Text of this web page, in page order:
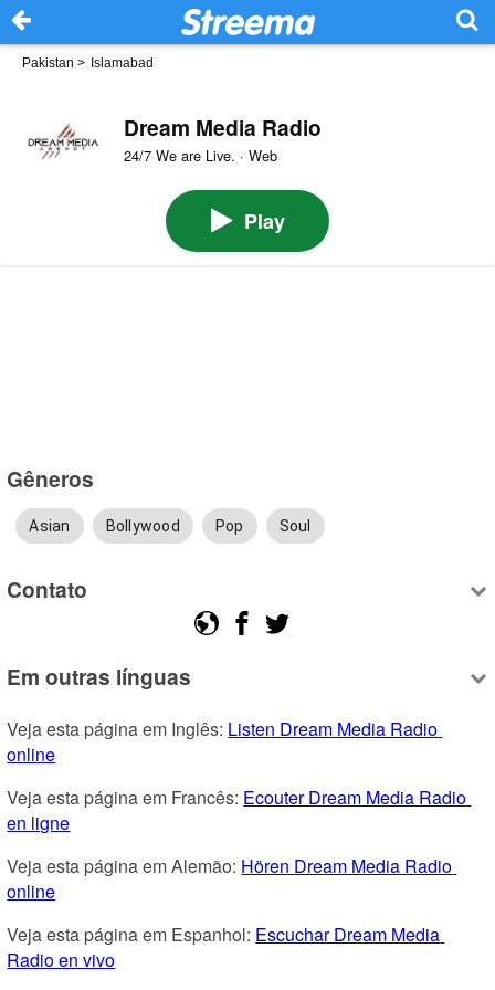
Pakistan > Islamabad
Dream Media Radio
24/7 We are Live. · Web
Play
Gêneros
Asian Bollywood Pop Soul
Contato
Em outras línguas
Veja esta página em Inglês: Listen Dream Media Radio
online
Veja esta página em Francês: Ecouter Dream Media Radio
en ligne
Veja esta página em Alemão: Hören Dream Media Radio
online
Veja esta página em Espanhol: Escuchar Dream Media
Radio en vivo